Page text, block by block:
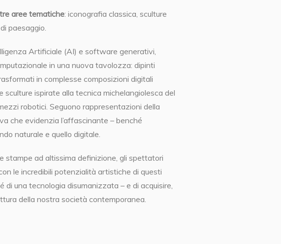
tre aree tematiche: iconografia classica, sculture
paesaggio.
Artificiale (AI) e software generativi,
in una nuova tavolozza: dipinti
in complesse composizioni digitali
ispirate alla tecnica michelangiolesca del
robotici. Seguono rappresentazioni della
che evidenzia l’affascinante – benché
naturale e quello digitale.
stampe ad altissima definizione, gli spettatori
le incredibili potenzialità artistiche di questi
di una tecnologia disumanizzata – e di acquisire,
della nostra società contemporanea.